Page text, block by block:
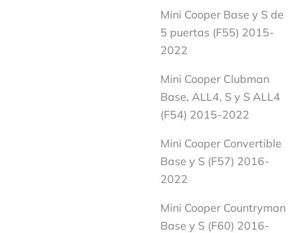
Mini Cooper Base y S de
5 puertas (F55) 2015-
2022
Mini Cooper Clubman
Base, ALL4, S y S ALL4
(F54) 2015-2022
Mini Cooper Convertible
Base y S (F57) 2016-
2022
Mini Cooper Countryman
Base y S (F60) 2016-